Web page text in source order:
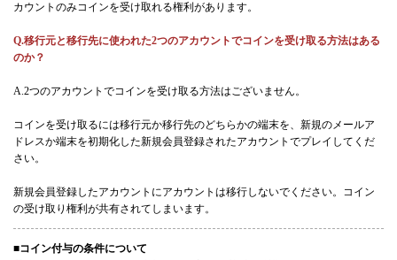
カウントのみコインを受け取れる権利があります。
Q.移行元と移行先に使われた2つのアカウントでコインを受け取る方法はある
のか？
A.2つのアカウントでコインを受け取る方法はございません。
コインを受け取るには移行元か移行先のどちらかの端末を、新規のメールア
ドレスか端末を初期化した新規会員登録されたアカウントでプレイしてくだ
さい。
新規会員登録したアカウントにアカウントは移行しないでください。コイン
の受け取り権利が共有されてしまいます。
■コイン付与の条件について